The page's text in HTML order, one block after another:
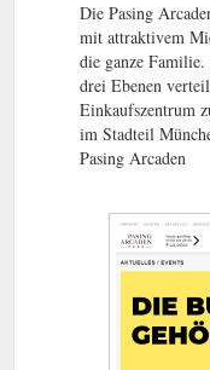
Die Pasing
mit attraktivem
die ganze Familie.
drei Ebenen
Einkaufszentrum
im Stadteil
Pasing Arcaden